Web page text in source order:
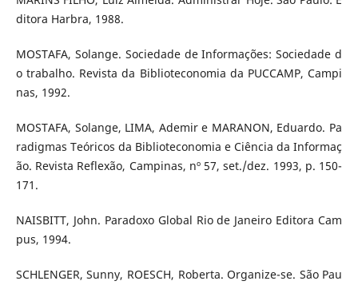
ditora Harbra, 1988.
MOSTAFA, Solange. Sociedade de Informações: Sociedade d
o trabalho. Revista da Biblioteconomia da PUCCAMP, Campi
nas, 1992.
MOSTAFA, Solange, LIMA, Ademir e MARANON, Eduardo. Pa
radigmas Teóricos da Biblioteconomia e Ciência da Informaç
ão. Revista Reflexão, Campinas, nº 57, set./dez. 1993, p. 150-
171.
NAISBITT, John. Paradoxo Global Rio de Janeiro Editora Cam
pus, 1994.
SCHLENGER, Sunny, ROESCH, Roberta. Organize-se. São Pau